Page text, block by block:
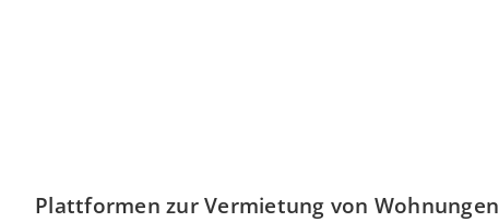
Plattformen zur Vermietung von Wohnungen